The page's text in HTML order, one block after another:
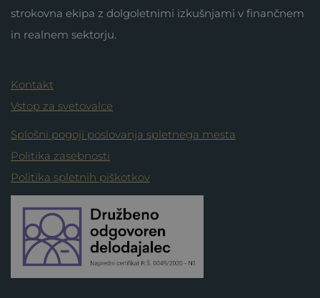
strokovna ekipa z dolgoletnimi izkušnjami v finančnem
in realnem sektorju.
Kontakt
Vstop za svetovalce
Splošni pogoji poslovanja spletnega mesta
Politika zasebnosti
Politika spletnih piškotkov